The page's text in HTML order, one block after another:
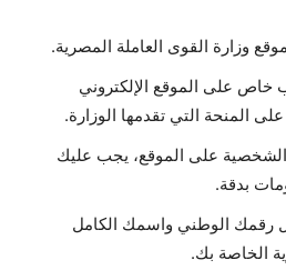
وزارة القوى العاملة المصرية.
خاص على الموقع الإلكتروني
المنحة التي تقدمها الوزارة.
الشخصية على الموقع، يجب عليك
بدقة.
رقمك الوطني واسمك الكامل
الخاصة بك.